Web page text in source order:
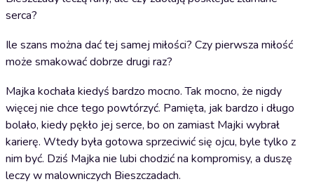
serca?
Ile szans można dać tej samej miłości? Czy pierwsza miłość
może smakować dobrze drugi raz?
Majka kochała kiedyś bardzo mocno. Tak mocno, że nigdy
więcej nie chce tego powtórzyć. Pamięta, jak bardzo i długo
bolało, kiedy pękło jej serce, bo on zamiast Majki wybrał
karierę. Wtedy była gotowa sprzeciwić się ojcu, byle tylko z
nim być. Dziś Majka nie lubi chodzić na kompromisy, a duszę
leczy w malowniczych Bieszczadach.